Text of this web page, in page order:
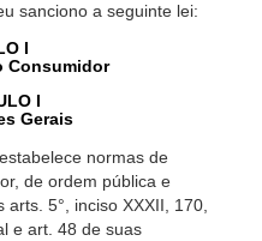
sanciono a seguinte lei:
I
Consumidor
I
Gerais
normas de
de ordem pública e
5°, inciso XXXII, 170,
e art. 48 de suas